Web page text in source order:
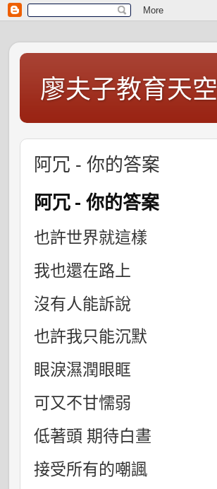
廖夫子教育天空
阿冗 - 你的答案
阿冗 - 你的答案
也許世界就這樣
我也還在路上
沒有人能訴說
也許我只能沉默
眼淚濕潤眼眶
可又不甘懦弱
低著頭 期待白晝
接受所有的嘲諷